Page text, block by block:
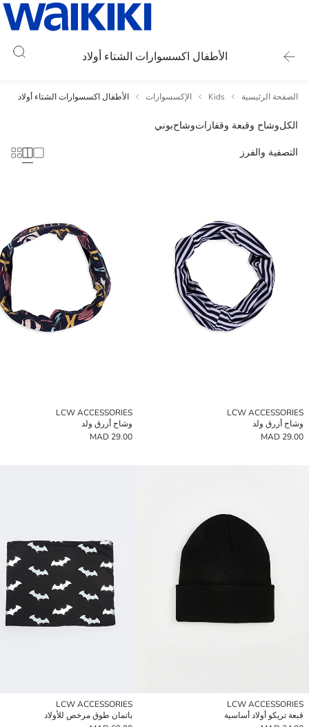
الأطفال اكسسوارات الشتاء أولاد
الصفحة الرئيسية Kids الإكسسوارات الأطفال اكسسوارات الشتاء أولاد
الكلوشاح وقبعة وقفازاتوشاحبوني
التصفية والفرز
LCW ACCESSORIES
وشاح أزرق ولد
29.00 MAD
LCW ACCESSORIES
وشاح أزرق ولد
29.00 MAD
LCW ACCESSORIES
قبعة تريكو أولاد أساسية
LCW ACCESSORIES
باتمان طوق مرخص للأولاد